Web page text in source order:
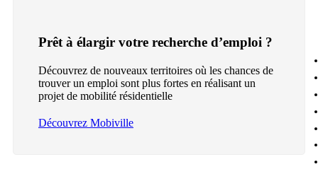
Prêt à élargir votre recherche d’emploi ?
Découvrez de nouveaux territoires où les chances de
trouver un emploi sont plus fortes en réalisant un
projet de mobilité résidentielle
Découvrez Mobiville